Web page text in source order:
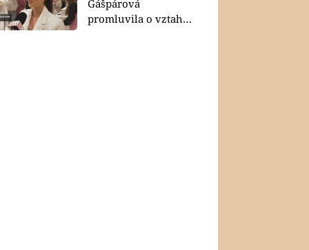
Gášpárová
promluvila o vztahu